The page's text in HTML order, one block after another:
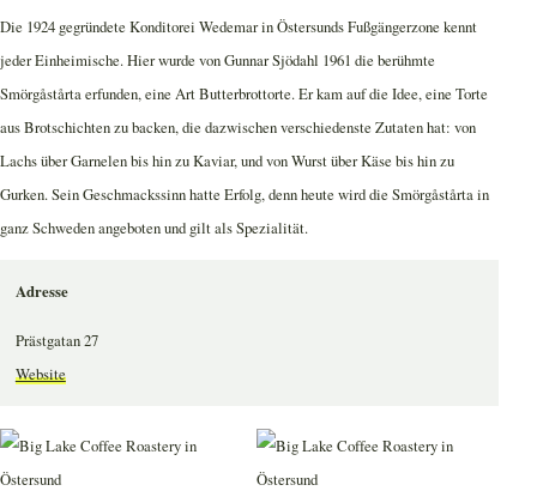
Die 1924 gegründete Konditorei Wedemar in Östersunds Fußgängerzone kennt
jeder Einheimische. Hier wurde von Gunnar Sjödahl 1961 die berühmte
Smörgåstårta erfunden, eine Art Butterbrottorte. Er kam auf die Idee, eine Torte
aus Brotschichten zu backen, die dazwischen verschiedenste Zutaten hat: von
Lachs über Garnelen bis hin zu Kaviar, und von Wurst über Käse bis hin zu
Gurken. Sein Geschmackssinn hatte Erfolg, denn heute wird die Smörgåstårta in
ganz Schweden angeboten und gilt als Spezialität.
Adresse
Prästgatan 27
Website